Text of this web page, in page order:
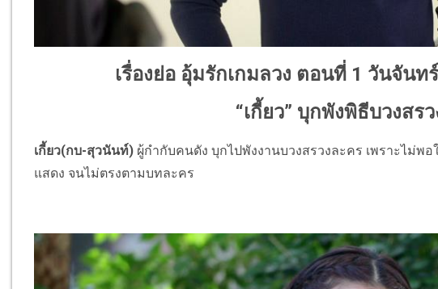
เรื่องย่อ อุ้มรักเกมลวง ตอนที่ 1 วันจันท
“เกี้ยว” บุกพังพิธีบวงสร
เกี้ยว(กบ-สุวนันท์) ผู้กำกับคนดัง บุกไปพังงานบวงสรวงละคร เพราะไม่พ
แสดง จนไม่ตรงตามบทละคร